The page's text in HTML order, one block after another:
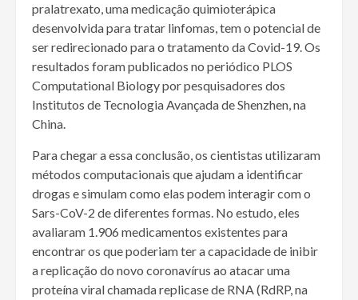
pralatrexato, uma medicação quimioterápica
desenvolvida para tratar linfomas, tem o potencial de
ser redirecionado para o tratamento da Covid-19. Os
resultados foram publicados no periódico PLOS
Computational Biology por pesquisadores dos
Institutos de Tecnologia Avançada de Shenzhen, na
China.
Para chegar a essa conclusão, os cientistas utilizaram
métodos computacionais que ajudam a identificar
drogas e simulam como elas podem interagir com o
Sars-CoV-2 de diferentes formas. No estudo, eles
avaliaram 1.906 medicamentos existentes para
encontrar os que poderiam ter a capacidade de inibir
a replicação do novo coronavírus ao atacar uma
proteína viral chamada replicase de RNA (RdRP, na